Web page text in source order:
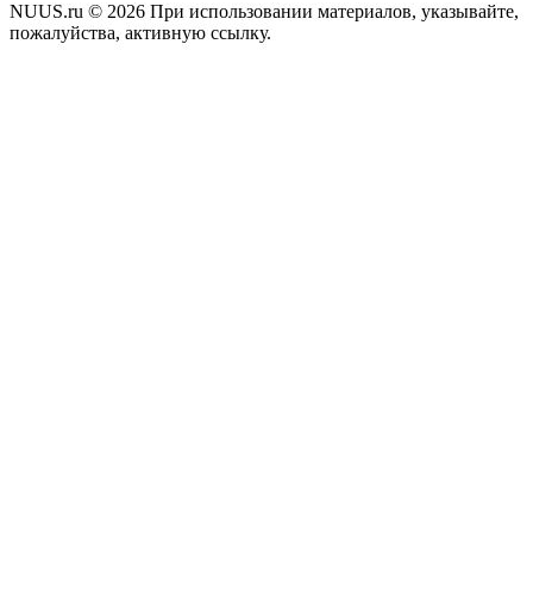
NUUS.ru © 2026 При использовании материалов, указывайте,
пожалуйства, активную ссылку.